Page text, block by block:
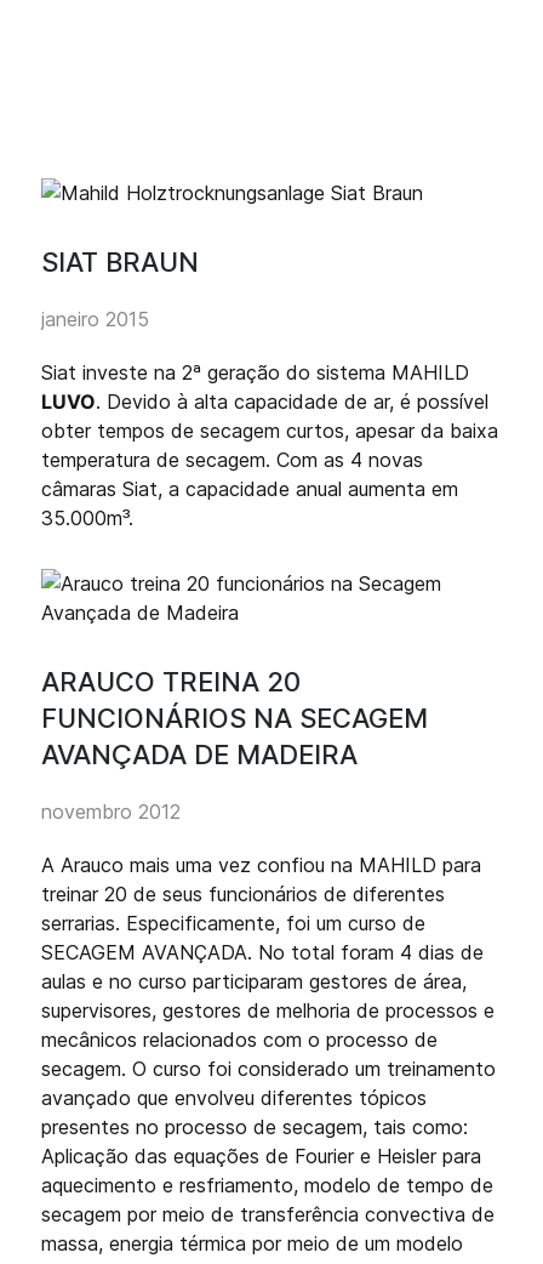
SIAT BRAUN
janeiro 2015
Siat investe na 2ª geração do sistema MAHILD
LUVO. Devido à alta capacidade de ar, é possível
obter tempos de secagem curtos, apesar da baixa
temperatura de secagem. Com as 4 novas
câmaras Siat, a capacidade anual aumenta em
35.000m³.
ARAUCO TREINA 20
FUNCIONÁRIOS NA SECAGEM
AVANÇADA DE MADEIRA
novembro 2012
A Arauco mais uma vez confiou na MAHILD para
treinar 20 de seus funcionários de diferentes
serrarias. Especificamente, foi um curso de
SECAGEM AVANÇADA. No total foram 4 dias de
aulas e no curso participaram gestores de área,
supervisores, gestores de melhoria de processos e
mecânicos relacionados com o processo de
secagem. O curso foi considerado um treinamento
avançado que envolveu diferentes tópicos
presentes no processo de secagem, tais como:
Aplicação das equações de Fourier e Heisler para
aquecimento e resfriamento, modelo de tempo de
secagem por meio de transferência convectiva de
massa, energia térmica por meio de um modelo